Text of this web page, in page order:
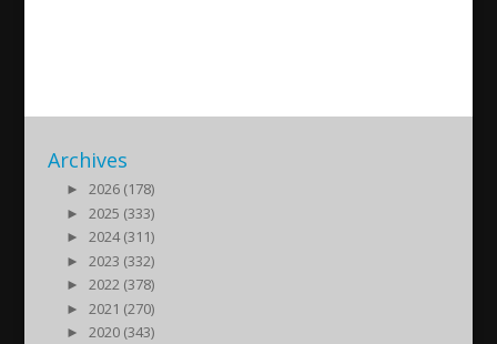
Archives
►
2026 (178)
►
2025 (333)
►
2024 (311)
►
2023 (332)
►
2022 (378)
►
2021 (270)
►
2020 (343)